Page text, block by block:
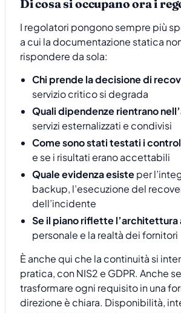
Di cosa si occupano ora i
I regolatori pongono sempre più
a cui la documentazione statica
rispondere da sola:
Chi prende la decisione di
servizio critico si degrada
Quali dipendenze rientrano
servizi esternalizzati e condivisi
Come sono stati testati i
e se i risultati erano accettabili
Quale evidenza esisteper
backup, l’esecuzione del
dell’incidente
Se il piano riflette l’architettura
personale e la realtà dei fornitori
È anche qui che la continuità si
pratica, con NIS2 e GDPR. Anche
trasformare ogni requisito in una
direzione è chiara. Disponibilità,